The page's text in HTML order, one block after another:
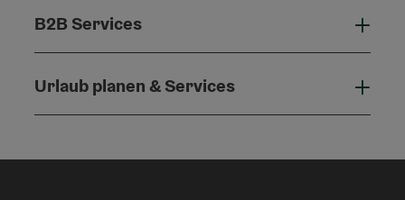
B2B Services
Urlaub planen & Services